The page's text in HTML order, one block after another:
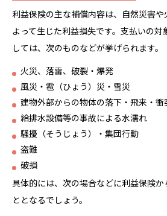
利益保険の主な補償内容は、自然災害
よって生じた利益損失です。支払いの
しては、次のものなどが挙げられます。
火災、落雷、破裂・爆発
風災・雹（ひょう）災・雪災
建物外部からの物体の落下・飛来・
給排水設備等の事故による水濡れ
騒擾（そうじょう）・集団行動
盗難
破損
具体的には、次の場合などに利益保険か
ととなるでしょう。